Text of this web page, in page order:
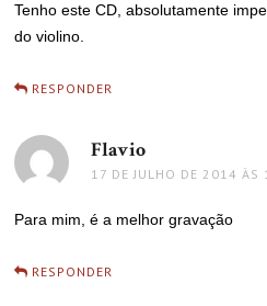
Tenho este CD, absolutamente
do violino.
RESPONDER
Flavio
17 DE JULHO DE 2014 ÀS
Para mim, é a melhor gravação
RESPONDER